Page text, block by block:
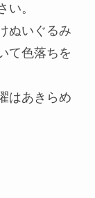
い。
ぬいぐるみ
て色落ちを
はあきらめ